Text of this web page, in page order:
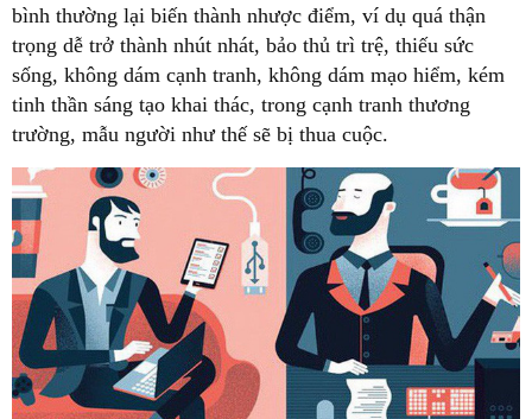
bình thường lại biến thành nhược điểm, ví dụ quá thận
trọng dễ trở thành nhút nhát, bảo thủ trì trệ, thiếu sức
sống, không dám cạnh tranh, không dám mạo hiểm, kém
tinh thần sáng tạo khai thác, trong cạnh tranh thương
trường, mẫu người như thế sẽ bị thua cuộc.